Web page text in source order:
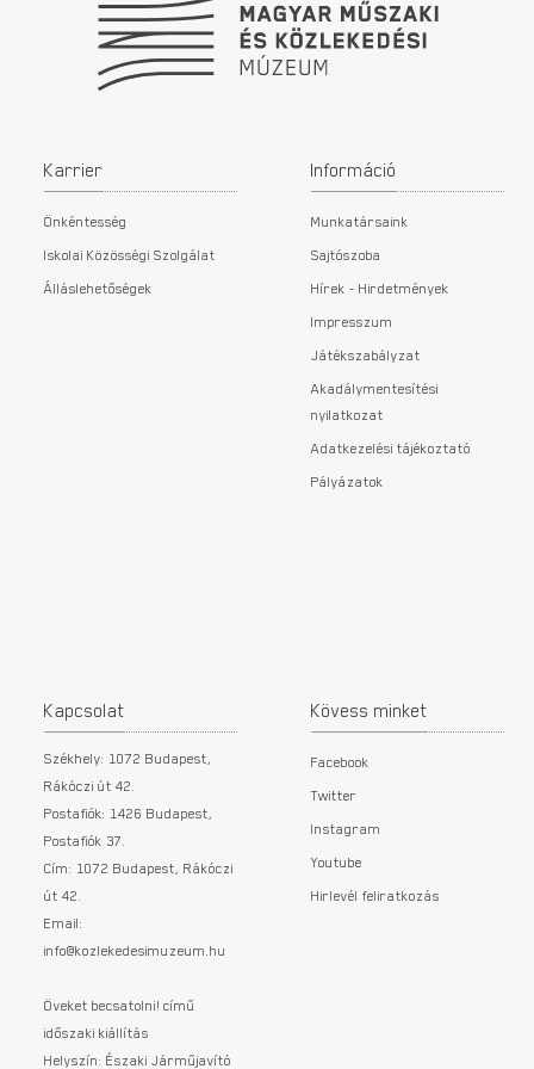
Karrier
Önkéntesség
Iskolai Közösségi Szolgálat
Álláslehetőségek
Információ
Munkatársaink
Sajtószoba
Hírek - Hirdetmények
Impresszum
Játékszabályzat
Akadálymentesítési
nyilatkozat
Adatkezelési tájékoztató
Pályázatok
Kapcsolat
Székhely: 1072 Budapest,
Rákóczi út 42.
Postafiók: 1426 Budapest,
Postafiók 37.
Cím: 1072 Budapest, Rákóczi
út 42.
Email:
info@kozlekedesimuzeum.hu
Öveket becsatolni! című
időszaki kiállítás
Helyszín: Északi Járműjavító
Kövess minket
Facebook
Twitter
Instagram
Youtube
Hirlevél feliratkozás